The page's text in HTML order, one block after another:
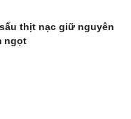
thịt nạc giữ nguyên
ngọt